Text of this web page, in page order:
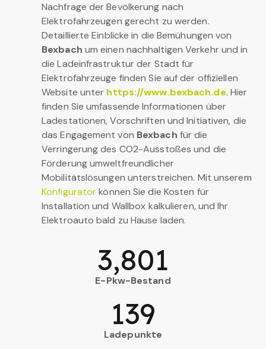
Nachfrage der Bevölkerung nach
Elektrofahrzeugen gerecht zu werden.
Detaillierte Einblicke in die Bemühungen von
Bexbach um einen nachhaltigen Verkehr und in
die Ladeinfrastruktur der Stadt für
Elektrofahrzeuge finden Sie auf der offiziellen
Website unter https://www.bexbach.de. Hier
finden Sie umfassende Informationen über
Ladestationen, Vorschriften und Initiativen, die
das Engagement von Bexbach für die
Verringerung des CO2-Ausstoßes und die
Förderung umweltfreundlicher
Mobilitätslösungen unterstreichen. Mit unserem
Konfiguratorkönnen Sie die Kosten für
Installation und Wallbox kalkulieren, und Ihr
Elektroauto bald zu Hause laden.
E-Pkw-Bestand
3,801
Ladepunkte
139